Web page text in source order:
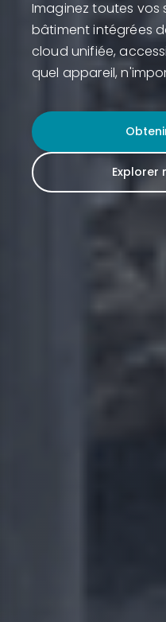
Imaginez toutes vos
bâtiment intégrées
cloud unifiée,
quel appareil,
Explorer